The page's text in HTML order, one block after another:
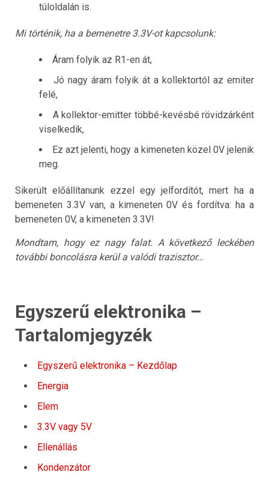
túloldalán is.
Mi történik, ha a bemenetre 3.3V-ot kapcsolunk:
Áram folyik az R1-en át,
Jó nagy áram folyik át a kollektortól az emiter
felé,
A kollektor-emitter többé-kevésbé rövidzárként
viselkedik,
Ez azt jelenti, hogy a kimeneten közel 0V jelenik
meg.
Sikerült előállítanunk ezzel egy jelfordítót, mert ha a
bemeneten 3.3V van, a kimeneten 0V és fordítva: ha a
bemeneten 0V, a kimeneten 3.3V!
Mondtam, hogy ez nagy falat. A következő leckében
további boncolásra kerül a valódi trazisztor…
Egyszerű elektronika –
Tartalomjegyzék
Egyszerű elektronika – Kezdőlap
Energia
Elem
3.3V vagy 5V
Ellenállás
Kondenzátor